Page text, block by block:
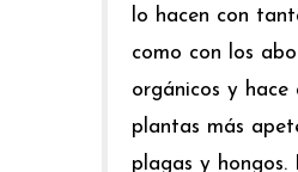
lo hacen con
como con los
orgánicos y hace
plantas más
plagas y hongos.